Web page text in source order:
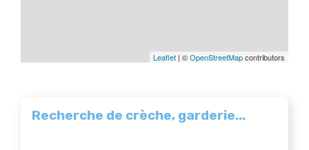
Leaflet | ©OpenStreetMapcontributors
Recherche de crèche, garderie...